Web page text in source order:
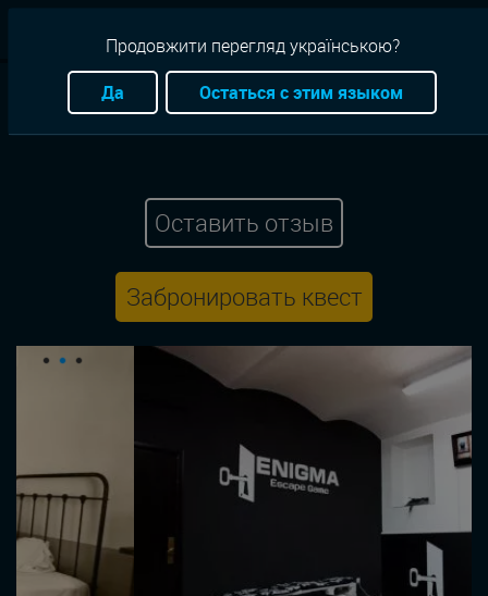
Львов Экшен Приключение
Enigma
Побег с психбольницы
Оставить отзыв
Забронировать квест
Продовжити перегляд українською?
Да
Остаться с этим языком